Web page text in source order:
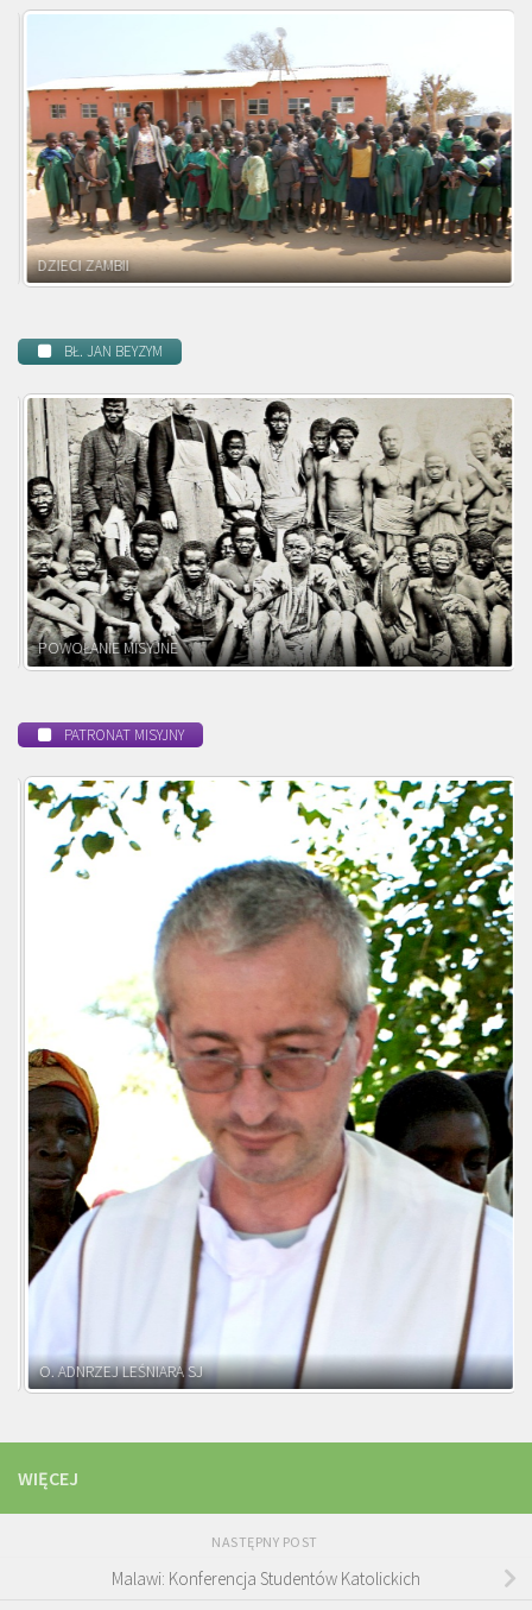
DZIECI ZAMBII
BŁ. JAN BEYZYM
POWOŁANIE MISYJNE
PATRONAT MISYJNY
O. ADNRZEJ LEŚNIARA SJ
WIĘCEJ
NASTĘPNY POST
Malawi: Konferencja Studentów Katolickich